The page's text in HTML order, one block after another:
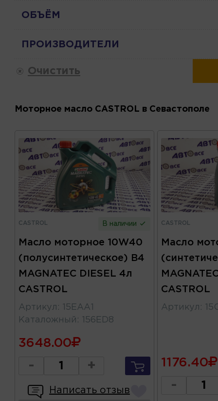
ОБЪЁМ
ПРОИЗВОДИТЕЛИ
Очистить
Моторное масло CASTROL в Севастополе
CASTROL В наличии
Масло моторное 10W40
(полусинтетическое) B4
MAGNATEC DIESEL 4л
CASTROL
Артикул :
15EAA1
Каталожный : 156ED8
3648.00
- +
Написать отзыв
CASTROL
Масло
CASTROL
Артикул :
1176.40
-